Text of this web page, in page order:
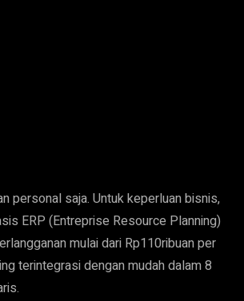
personal saja. Untuk keperluan bisnis,
ERP (Entreprise Resource Planning)
mulai dari Rp110ribuan per
terintegrasi dengan mudah dalam 8